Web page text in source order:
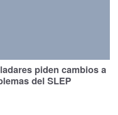
piden cambios a
del SLEP